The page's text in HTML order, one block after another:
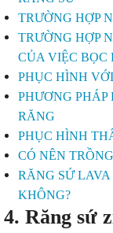
TRƯỜNG HỢP
TRƯỜNG HỢP
CỦA VIỆC BỌC
PHỤC HÌNH
PHƯƠNG
RĂNG
PHỤC HÌNH
CÓ NÊN
RĂNG SỨ
KHÔNG?
4. Răng sứ